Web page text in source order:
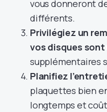
vous donneront
différents.
Privilégiez un
vos disques sont
supplémentaires
Planifiez
plaquettes bien
longtemps et